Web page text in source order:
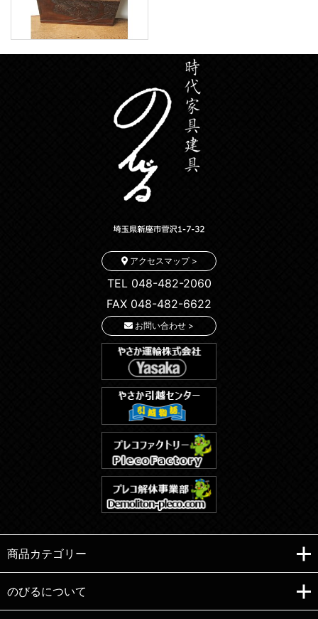
アクセスマップ >
TEL 048-482-2060
FAX 048-482-6622
お問い合わせ >
商品カテゴリー
のびるについて